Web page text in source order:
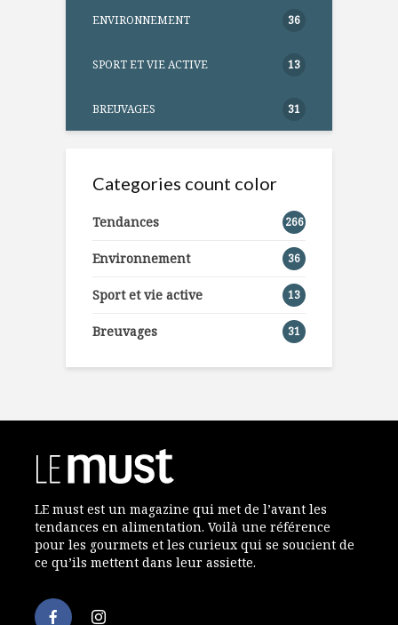
ENVIRONNEMENT 36
SPORT ET VIE ACTIVE 13
BREUVAGES 31
Categories count color
Tendances 266
Environnement 36
Sport et vie active 13
Breuvages 31
LE must est un magazine qui met de l’avant les
tendances en alimentation. Voilà une référence
pour les gourmets et les curieux qui se soucient de
ce qu’ils mettent dans leur assiette.